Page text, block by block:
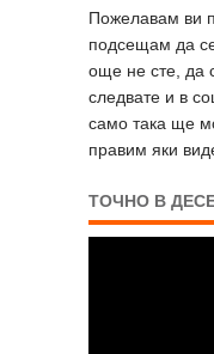
Пожелавам ви
подсещам да
още не сте, да
следвате и в
само така ще
правим яки
ТОЧНО В